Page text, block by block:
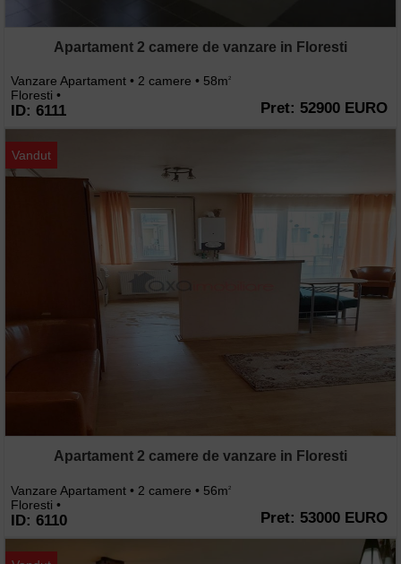
Apartament 2 camere de vanzare in Floresti
Vanzare Apartament • 2 camere • 58m2
Floresti •
ID: 6111 Pret: 52900 EURO
Vandut
Apartament 2 camere de vanzare in Floresti
Vanzare Apartament • 2 camere • 56m2
Floresti •
ID: 6110 Pret: 53000 EURO